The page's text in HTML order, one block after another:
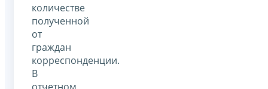
количестве
полученной
от
граждан
корреспонденции.
В